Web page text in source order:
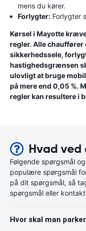
mens du kører.
Forlygter: Forlygter
Kørsel i Mayotte
regler. Alle chauffører
sikkerhedssele,
hastighedsgrænsen
ulovligt at bruge
på mere end 0,05 %.
regler kan resultere i
Hvad ved
Følgende spørgsmål
populære spørgsmål
på dit spørgsmål, så
spørgsmål eller
Hvor skal man